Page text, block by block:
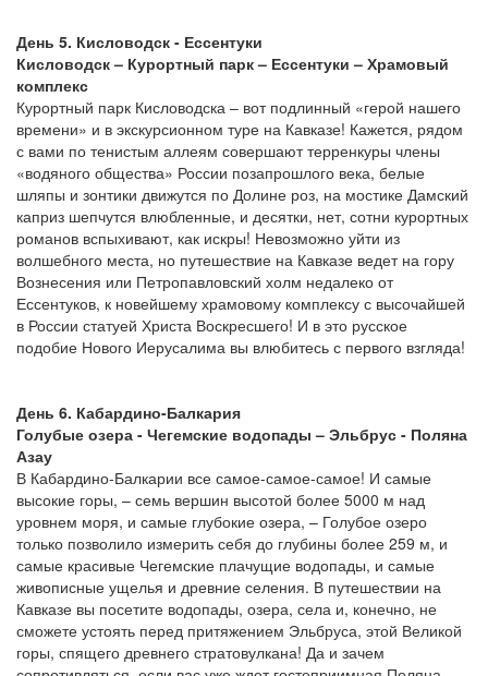
День 5. Кисловодск - Ессентуки
Кисловодск – Курортный парк – Ессентуки – Храмовый
комплекс
Курортный парк Кисловодска – вот подлинный «герой нашего
времени» и в экскурсионном туре на Кавказе! Кажется, рядом
с вами по тенистым аллеям совершают терренкуры члены
«водяного общества» России позапрошлого века, белые
шляпы и зонтики движутся по Долине роз, на мостике Дамский
каприз шепчутся влюбленные, и десятки, нет, сотни курортных
романов вспыхивают, как искры! Невозможно уйти из
волшебного места, но путешествие на Кавказе ведет на гору
Вознесения или Петропавловский холм недалеко от
Ессентуков, к новейшему храмовому комплексу с высочайшей
в России статуей Христа Воскресшего! И в это русское
подобие Нового Иерусалима вы влюбитесь с первого взгляда!
День 6. Кабардино-Балкария
Голубые озера - Чегемские водопады – Эльбрус - Поляна
Азау
В Кабардино-Балкарии все самое-самое-самое! И самые
высокие горы, – семь вершин высотой более 5000 м над
уровнем моря, и самые глубокие озера, – Голубое озеро
только позволило измерить себя до глубины более 259 м, и
самые красивые Чегемские плачущие водопады, и самые
живописные ущелья и древние селения. В путешествии на
Кавказе вы посетите водопады, озера, села и, конечно, не
сможете устоять перед притяжением Эльбруса, этой Великой
горы, спящего древнего стратовулкана! Да и зачем